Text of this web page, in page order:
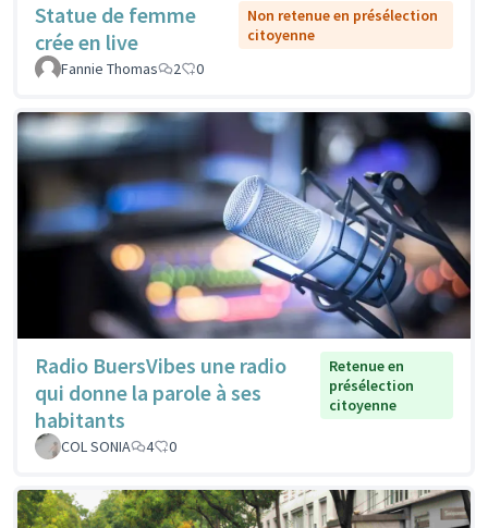
Statue de femme
crée en live
Non retenue en présélection
citoyenne
Fannie Thomas
2 0
Radio BuersVibes une radio
qui donne la parole à ses
habitants
Retenue en
présélection
citoyenne
COL SONIA 4 0